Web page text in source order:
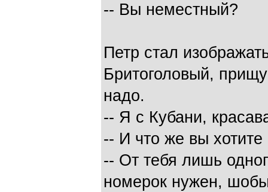
-- Вы неместный?
Петр стал
Бритоголовый,
надо.
-- Я с Кубани,
-- И что же вы хотите
-- От тебя лишь
номерок нужен,